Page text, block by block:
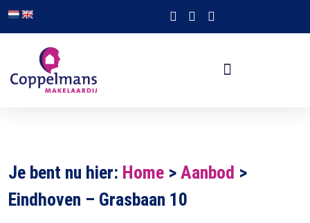
Je bent nu hier: Home > Aanbod >
Eindhoven – Grasbaan 10